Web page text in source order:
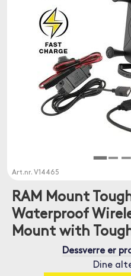
Art.nr. V14465
RAM Mount
Waterproof
Mount with
Dessverre er
Dine